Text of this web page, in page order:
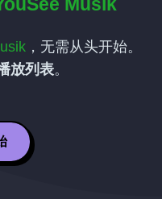
，无需从头开始。
放列表。